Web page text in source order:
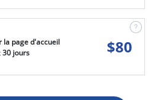
la page d'accueil
30 jours $80